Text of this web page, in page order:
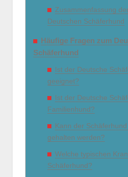
Zusammenfassung
Deutschen Schäferhund
Häufige Fragen zum
Schäferhund
Ist der Deutsche
geeignet?
Ist der Deutsche
Familienhund?
Kann der
gehalten werden?
Welche typischen
Schäferhund?